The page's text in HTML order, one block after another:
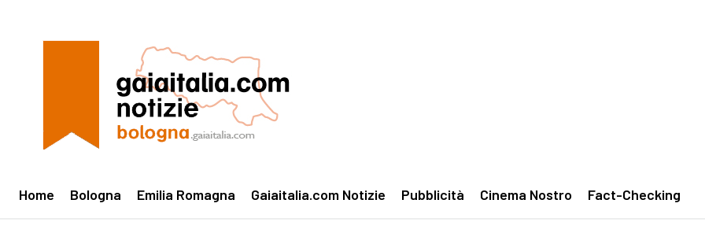
Home Bologna Emilia Romagna Gaiaitalia.com Notizie Pubblicità Cinema Nostro Fact-Checking